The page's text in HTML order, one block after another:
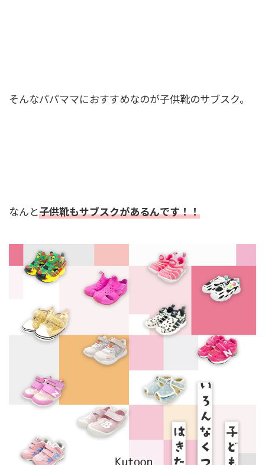
そんなパパママにおすすめなのが子供靴のサブスク。
なんと子供靴もサブスクがあるんです！！